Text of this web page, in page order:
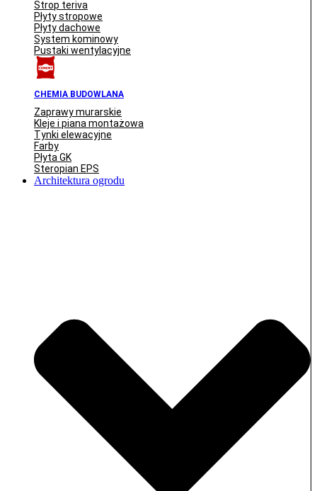
Strop teriva
Płyty stropowe
Płyty dachowe
System kominowy
Pustaki wentylacyjne
CHEMIA BUDOWLANA
Zaprawy murarskie
Kleje i piana montażowa
Tynki elewacyjne
Farby
Płyta GK
Steropian EPS
Architektura ogrodu